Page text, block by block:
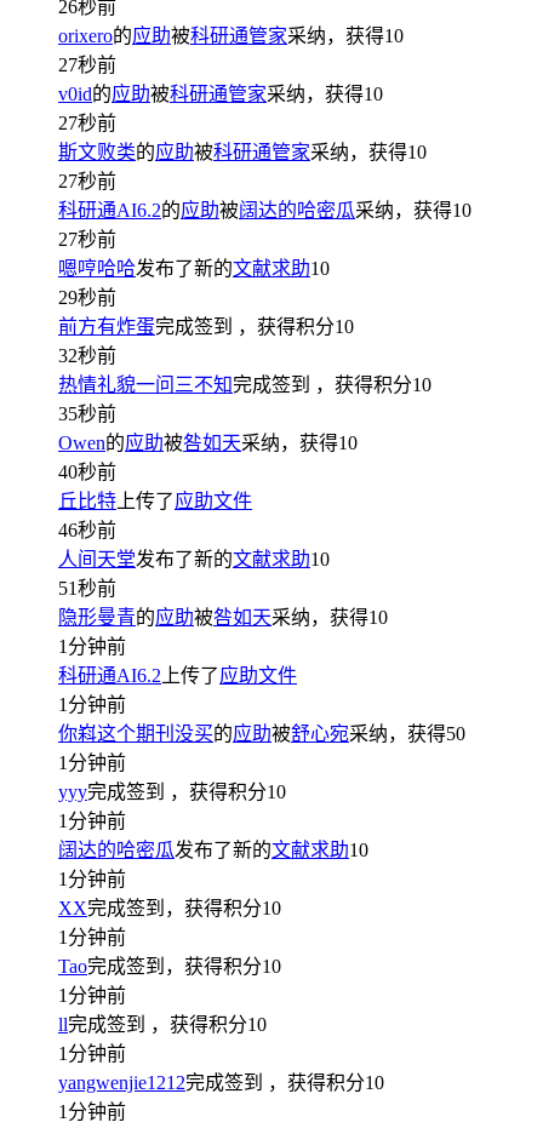
26秒前
orixero的应助被科研通管家采纳，获得10
27秒前
v0id的应助被科研通管家采纳，获得10
27秒前
斯文败类的应助被科研通管家采纳，获得10
27秒前
科研通AI6.2的应助被阔达的哈密瓜采纳，获得10
27秒前
嗯哼哈哈发布了新的文献求助10
29秒前
前方有炸蛋完成签到 ，获得积分10
32秒前
热情礼貌一问三不知完成签到 ，获得积分10
35秒前
Owen的应助被咎如天采纳，获得10
40秒前
丘比特 上传了应助文件
46秒前
人间天堂发布了新的文献求助10
51秒前
隐形曼青的应助被咎如天采纳，获得10
1分钟前
科研通AI6.2 上传了应助文件
1分钟前
你嵙这个期刊没买的应助被舒心宛采纳，获得50
1分钟前
yyy完成签到 ，获得积分10
1分钟前
阔达的哈密瓜发布了新的文献求助10
1分钟前
XX完成签到，获得积分10
1分钟前
Tao完成签到，获得积分10
1分钟前
ll完成签到 ，获得积分10
1分钟前
yangwenjie1212完成签到 ，获得积分10
1分钟前